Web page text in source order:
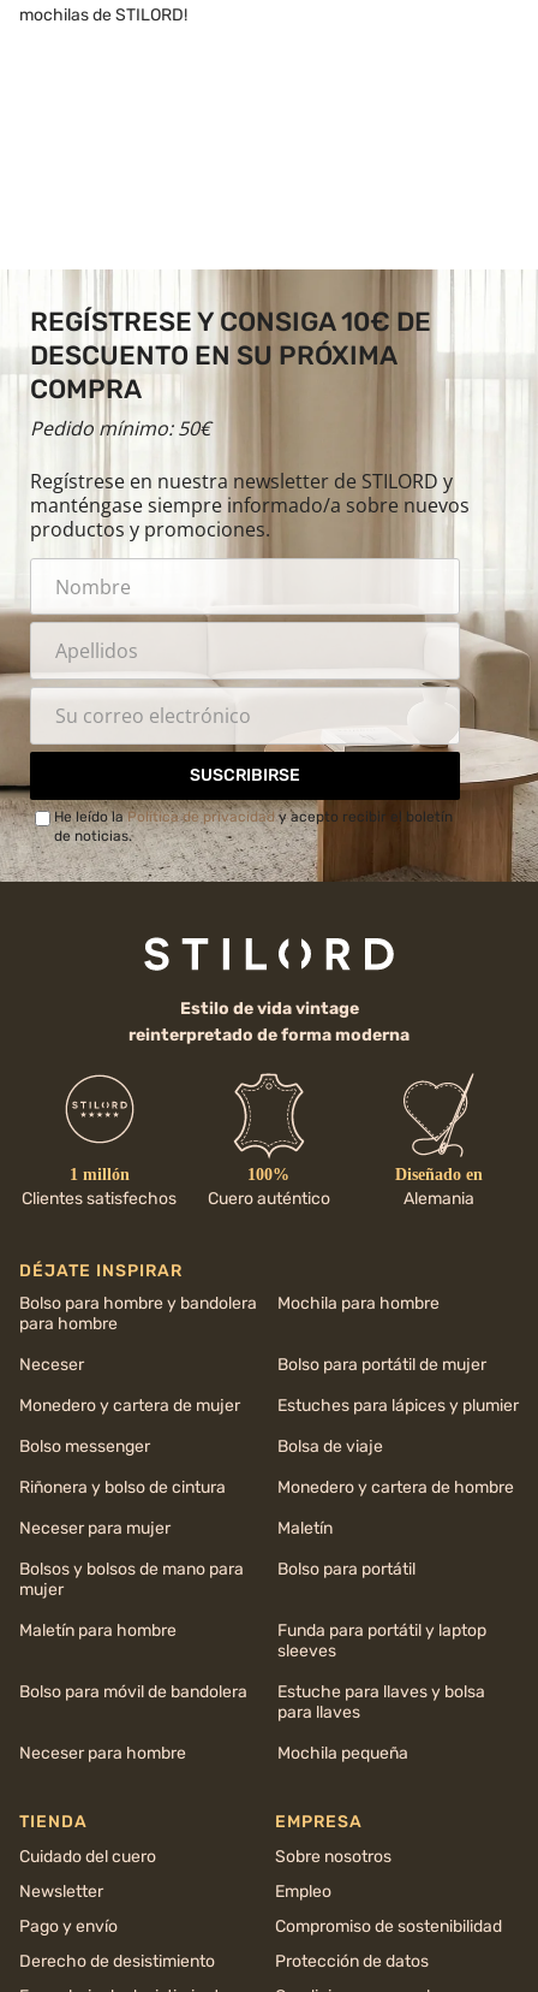
mochilas de STILORD!
REGÍSTRESE Y CONSIGA 10€ DE
DESCUENTO EN SU PRÓXIMA
COMPRA
Pedido mínimo: 50€
Regístrese en nuestra newsletter de STILORD y
manténgase siempre informado/a sobre nuevos
productos y promociones.
SUSCRIBIRSE
He leído laPolítica de privacidady acepto recibir el boletín
de noticias.
Estilo de vida vintage
reinterpretado de forma moderna
1 millón
Clientes satisfechos
100%
Cuero auténtico
Diseñado en
Alemania
DÉJATE INSPIRAR
Bolso para hombre y bandolera
para hombre
Mochila para hombre
Neceser
Bolso para portátil de mujer
Monedero y cartera de mujer
Estuches para lápices y plumier
Bolso messenger
Bolsa de viaje
Riñonera y bolso de cintura
Monedero y cartera de hombre
Neceser para mujer
Maletín
Bolsos y bolsos de mano para
mujer
Bolso para portátil
Maletín para hombre
Funda para portátil y laptop
sleeves
Bolso para móvil de bandolera
Estuche para llaves y bolsa
para llaves
Neceser para hombre
Mochila pequeña
TIENDA
Cuidado del cuero
Newsletter
Pago y envío
Derecho de desistimiento
EMPRESA
Sobre nosotros
Empleo
Compromiso de sostenibilidad
Protección de datos